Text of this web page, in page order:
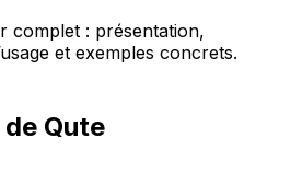
complet : présentation,
et exemples concrets.
Qute